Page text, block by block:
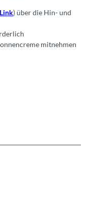
Link) über die Hin- und
mitnehmen